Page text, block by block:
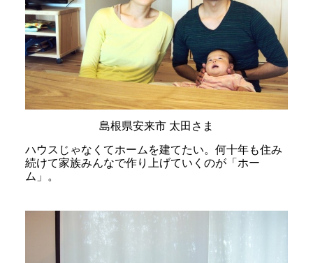
島根県安来市 太田さま
ハウスじゃなくてホームを建てたい。何十年も住み
続けて家族みんなで作り上げていくのが「ホー
ム」。